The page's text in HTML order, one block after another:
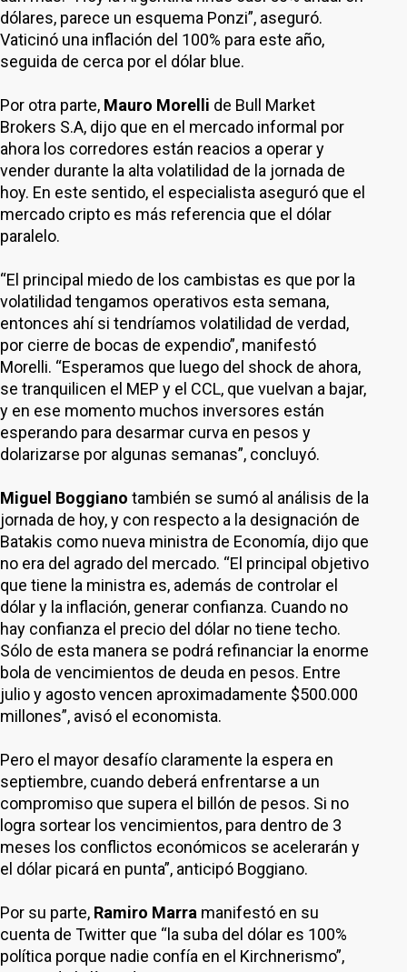
dólares, parece un esquema Ponzi”, aseguró.
Vaticinó una inflación del 100% para este año,
seguida de cerca por el dólar blue.
Por otra parte, Mauro Morelli de Bull Market
Brokers S.A, dijo que en el mercado informal por
ahora los corredores están reacios a operar y
vender durante la alta volatilidad de la jornada de
hoy. En este sentido, el especialista aseguró que el
mercado cripto es más referencia que el dólar
paralelo.
“El principal miedo de los cambistas es que por la
volatilidad tengamos operativos esta semana,
entonces ahí si tendríamos volatilidad de verdad,
por cierre de bocas de expendio”, manifestó
Morelli. “Esperamos que luego del shock de ahora,
se tranquilicen el MEP y el CCL, que vuelvan a bajar,
y en ese momento muchos inversores están
esperando para desarmar curva en pesos y
dolarizarse por algunas semanas”, concluyó.
Miguel Boggiano también se sumó al análisis de la
jornada de hoy, y con respecto a la designación de
Batakis como nueva ministra de Economía, dijo que
no era del agrado del mercado. “El principal objetivo
que tiene la ministra es, además de controlar el
dólar y la inflación, generar confianza. Cuando no
hay confianza el precio del dólar no tiene techo.
Sólo de esta manera se podrá refinanciar la enorme
bola de vencimientos de deuda en pesos. Entre
julio y agosto vencen aproximadamente $500.000
millones”, avisó el economista.
Pero el mayor desafío claramente la espera en
septiembre, cuando deberá enfrentarse a un
compromiso que supera el billón de pesos. Si no
logra sortear los vencimientos, para dentro de 3
meses los conflictos económicos se acelerarán y
el dólar picará en punta”, anticipó Boggiano.
Por su parte, Ramiro Marra manifestó en su
cuenta de Twitter que “la suba del dólar es 100%
política porque nadie confía en el Kirchnerismo”,